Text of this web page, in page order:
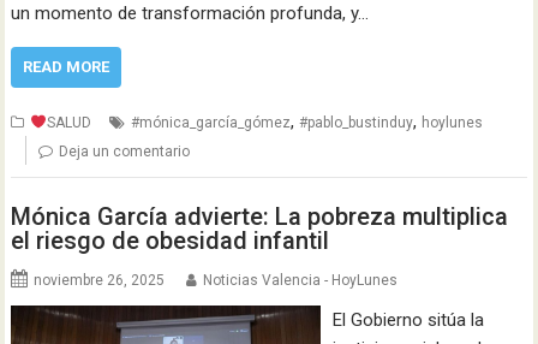
un momento de transformación profunda, y…
READ MORE
SALUD #mónica_garcía_gómez,#pablo_bustinduy, hoylunes
Deja un comentario
Mónica García advierte: La pobreza multiplica
el riesgo de obesidad infantil
noviembre 26, 2025 Noticias Valencia - HoyLunes
El Gobierno sitúa la